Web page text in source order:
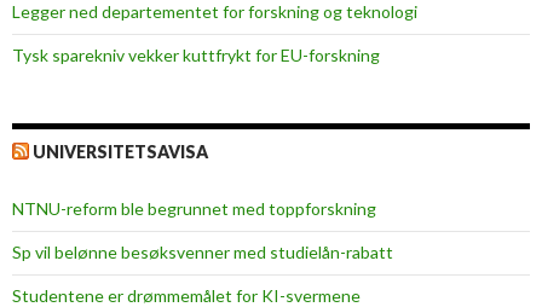
Legger ned departementet for forskning og teknologi
Tysk sparekniv vekker kuttfrykt for EU-forskning
UNIVERSITETSAVISA
NTNU-reform ble begrunnet med toppforskning
Sp vil belønne besøksvenner med studielån-rabatt
Studentene er drømmemålet for KI-svermene